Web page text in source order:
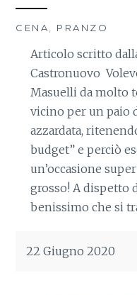
CENA, PRANZO
Articolo scritto
Castronuovo
Masuelli da molto
vicino per un paio
azzardata,
budget” e perciò
un’occasione
grosso! A dispetto
benissimo che si
22 Giugno 2020